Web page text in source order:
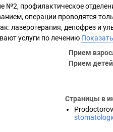
№2, профилактическое
операции проводятся
лазеротерапия, депофрез и
услуги по лечению
Прием
Прием детей
Страницы в